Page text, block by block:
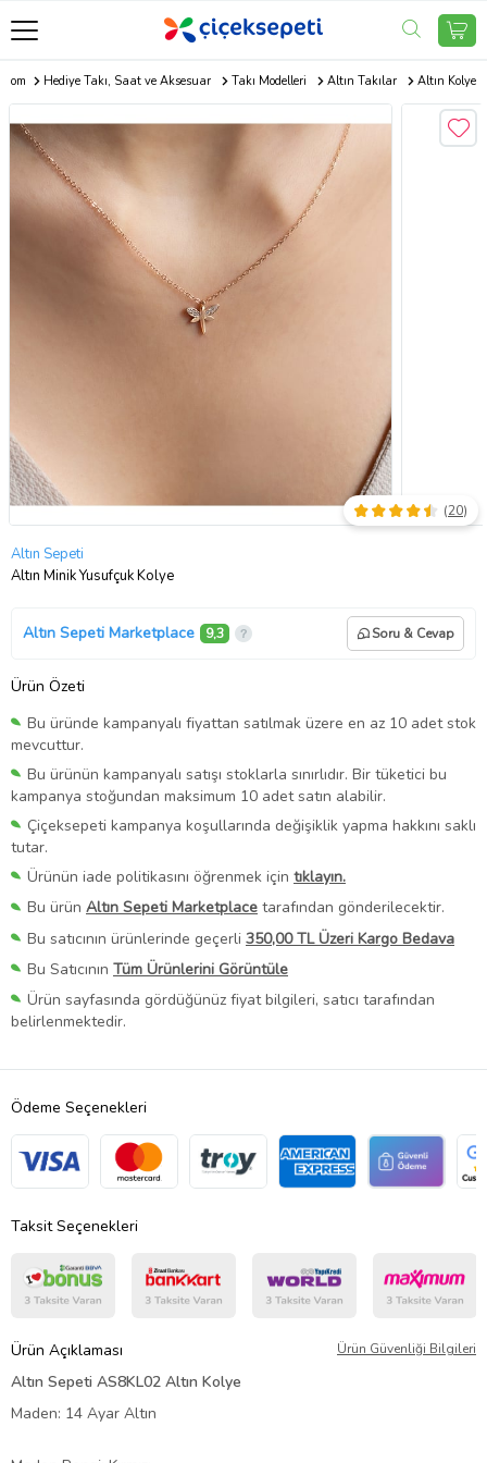
Hediye Takı, Saat ve Aksesuar Takı Modelleri Altın Takılar Altın Kolye
Altın Sepeti
Altın Minik Yusufçuk Kolye
(20)
Altın Sepeti Marketplace 9,3 Soru & Cevap
Ürün Özeti
Bu üründe kampanyalı fiyattan satılmak üzere en az 10 adet stok
mevcuttur.
Bu ürünün kampanyalı satışı stoklarla sınırlıdır. Bir tüketici bu
kampanya stoğundan maksimum 10 adet satın alabilir.
Çiçeksepeti kampanya koşullarında değişiklik yapma hakkını saklı
tutar.
Ürünün iade politikasını öğrenmek için tıklayın.
Bu ürün Altın Sepeti Marketplace tarafından gönderilecektir.
Bu satıcının ürünlerinde geçerli 350,00 TL Üzeri Kargo Bedava
Bu Satıcının Tüm Ürünlerini Görüntüle
Ürün sayfasında gördüğünüz fiyat bilgileri, satıcı tarafından
belirlenmektedir.
Ödeme Seçenekleri
Taksit Seçenekleri
Ürün Açıklaması Ürün Güvenliği Bilgileri
Altın Sepeti AS8KL02 Altın Kolye
Maden: 14 Ayar Altın